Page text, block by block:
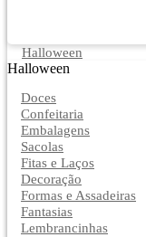
Halloween
Halloween
Doces
Confeitaria
Embalagens
Sacolas
Fitas e Laços
Decoração
Formas e Assadeiras
Fantasias
Lembrancinhas